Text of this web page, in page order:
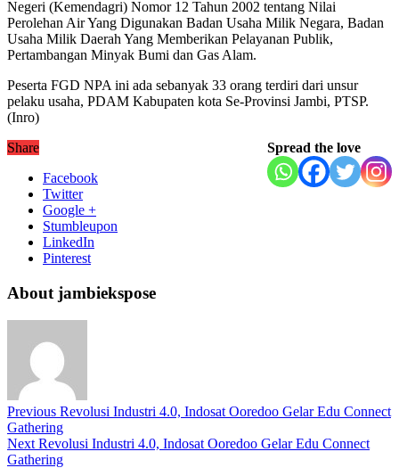
Negeri (Kemendagri) Nomor 12 Tahun 2002 tentang Nilai
Perolehan Air Yang Digunakan Badan Usaha Milik Negara, Badan
Usaha Milik Daerah Yang Memberikan Pelayanan Publik,
Pertambangan Minyak Bumi dan Gas Alam.
Peserta FGD NPA ini ada sebanyak 33 orang terdiri dari unsur
pelaku usaha, PDAM Kabupaten kota Se-Provinsi Jambi, PTSP.
(Inro)
Spread the love
Share
Facebook
Twitter
Google +
Stumbleupon
LinkedIn
Pinterest
About jambiekspose
Previous Revolusi Industri 4.0, Indosat Ooredoo Gelar Edu Connect
Gathering
Next Revolusi Industri 4.0, Indosat Ooredoo Gelar Edu Connect
Gathering